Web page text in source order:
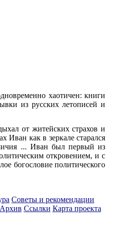
хаотичен: книги
из русских летописей и
от житейских страхов и
Иван как в зеркале старался
... Иван был первый из
откровением, и с
богословие политического
Советы и рекомендации
Архив Ссылки Карта проекта